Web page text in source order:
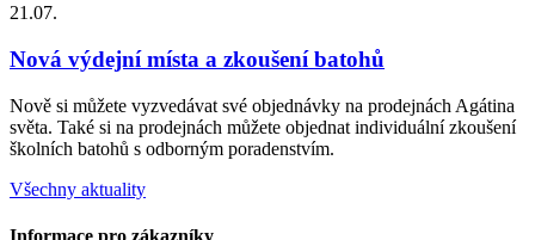
21.07.
Nová výdejní místa a zkoušení batohů
Nově si můžete vyzvedávat své objednávky na prodejnách Agátina
světa. Také si na prodejnách můžete objednat individuální zkoušení
školních batohů s odborným poradenstvím.
Všechny aktuality